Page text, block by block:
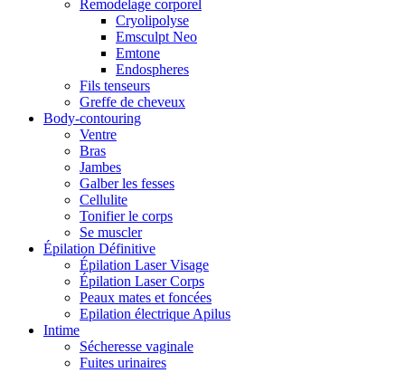
Remodelage corporel
Cryolipolyse
Emsculpt Neo
Emtone
Endospheres
Fils tenseurs
Greffe de cheveux
Body-contouring
Ventre
Bras
Jambes
Galber les fesses
Cellulite
Tonifier le corps
Se muscler
Épilation Définitive
Épilation Laser Visage
Épilation Laser Corps
Peaux mates et foncées
Epilation électrique Apilus
Intime
Sécheresse vaginale
Fuites urinaires